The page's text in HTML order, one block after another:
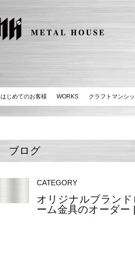
はじめてのお客様 WORKS クラフトマンシ
ブログ
CATEGORY
オリジナルブラン
ーム金具のオーダー